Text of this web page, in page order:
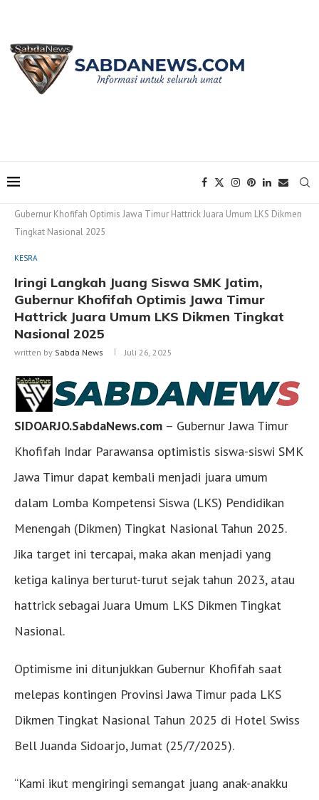
Gubernur Khofifah Optimis Jawa Timur Hattrick Juara Umum LKS Dikmen
Tingkat Nasional 2025
KESRA
Iringi Langkah Juang Siswa SMK Jatim,
Gubernur Khofifah Optimis Jawa Timur
Hattrick Juara Umum LKS Dikmen Tingkat
Nasional 2025
written by Sabda News Juli 26, 2025
SIDOARJO.SabdaNews.com – Gubernur Jawa Timur
Khofifah Indar Parawansa optimistis siswa-siswi SMK
Jawa Timur dapat kembali menjadi juara umum
dalam Lomba Kompetensi Siswa (LKS) Pendidikan
Menengah (Dikmen) Tingkat Nasional Tahun 2025.
Jika target ini tercapai, maka akan menjadi yang
ketiga kalinya berturut-turut sejak tahun 2023, atau
hattrick sebagai Juara Umum LKS Dikmen Tingkat
Nasional.
Optimisme ini ditunjukkan Gubernur Khofifah saat
melepas kontingen Provinsi Jawa Timur pada LKS
Dikmen Tingkat Nasional Tahun 2025 di Hotel Swiss
Bell Juanda Sidoarjo, Jumat (25/7/2025).
“Kami ikut mengiringi semangat juang anak-anakku